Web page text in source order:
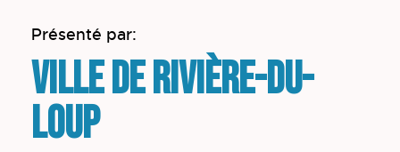
Présenté par:
Ville de Rivière-du-
Loup